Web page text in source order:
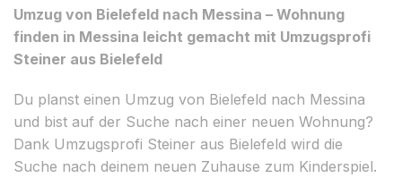
Umzug von Bielefeld nach Messina – Wohnung
finden in Messina leicht gemacht mit Umzugsprofi
Steiner aus Bielefeld
Du planst einen Umzug von Bielefeld nach Messina
und bist auf der Suche nach einer neuen Wohnung?
Dank Umzugsprofi Steiner aus Bielefeld wird die
Suche nach deinem neuen Zuhause zum Kinderspiel.